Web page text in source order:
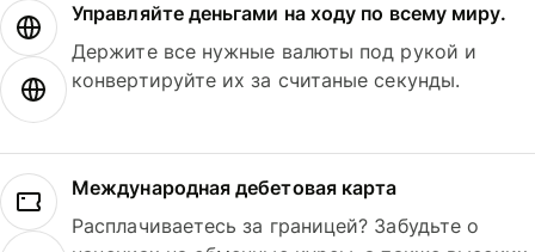
Управляйте деньгами на ходу по всему миру.
Держите все нужные валюты под рукой и
конвертируйте их за считаные секунды.
Международная дебетовая карта
Расплачиваетесь за границей? Забудьте о